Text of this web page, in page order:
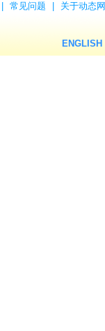
常见问题 关于动态网
ENGLISH